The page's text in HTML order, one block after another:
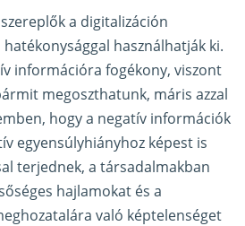
a digitalizáción
használhatják ki.
információra fogékony, viszont
megoszthatunk, máris azzal
hogy a negatív információk
egyensúlyhiányhoz képest is
terjednek, a társadalmakban
hajlamokat és a
való képtelenséget